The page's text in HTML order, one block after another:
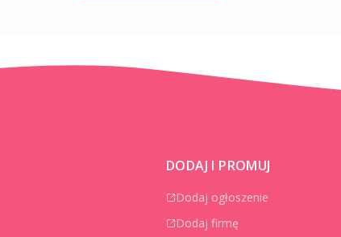
DODAJ I PROMUJ
Dodaj ogłoszenie
Dodaj firmę